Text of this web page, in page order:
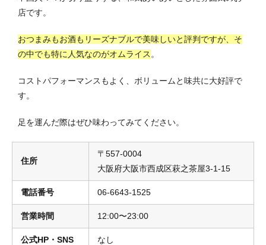
店です。
おつまみもお酒もリーズナブルで美味しいと評判ですが、そ
の中でも特に人気なのがオムライス 。
コストパフォーマンスもよく、ボリュームと味共に大好評で
す。
足を運んだ際はぜひ味わってみてください。
住所
〒557-0004
大阪府大阪市西成区萩之茶屋3-1-15
電話番号 06-6643-1525
営業時間 12:00〜23:00
公式HP・SNS なし